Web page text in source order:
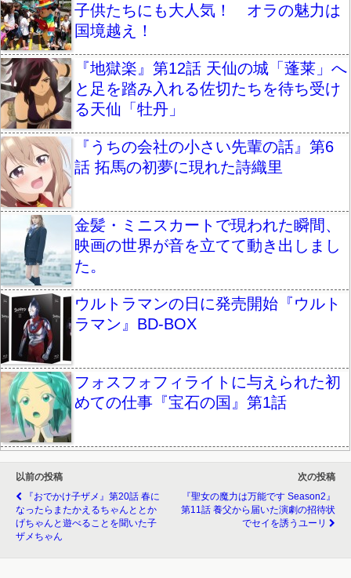
子供たちにも大人気！ オラの魅力は
国境越え！
『地獄楽』第12話 天仙の城「蓬莱」へ
と足を踏み入れる佐切たちを待ち受け
る天仙「牡丹」
『うちの会社の小さい先輩の話』第6
話 拓馬の初夢に現れた詩織里
金髪・ミニスカートで現われた瞬間、
映画の世界が音を立てて動き出しまし
た。
ウルトラマンの日に発売開始『ウルト
ラマン』BD-BOX
フォスフォフィライトに与えられた初
めての仕事『宝石の国』第1話
以前の投稿
『おでかけ子ザメ』第20話 春に
なったらまたかえるちゃんととか
げちゃんと遊べることを聞いた子
ザメちゃん
次の投稿
『聖女の魔力は万能です Season2』
第11話 養父から届いた演劇の招待状
でセイを誘うユーリ